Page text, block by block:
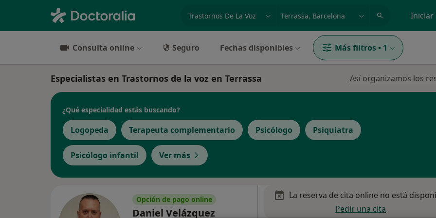
Iniciar
Consulta online Seguro Fechas disponibles Más filtros • 1
Especialistas en Trastornos de la voz en Terrassa Así organizamos los
¿Qué especialidad estás buscando?
Logopeda Terapeuta complementario Psicólogo Psiquiatra
Psicólogo infantil Ver más
Opción de pago online
Daniel Velázquez
La reserva de cita online no está
Pedir una cita